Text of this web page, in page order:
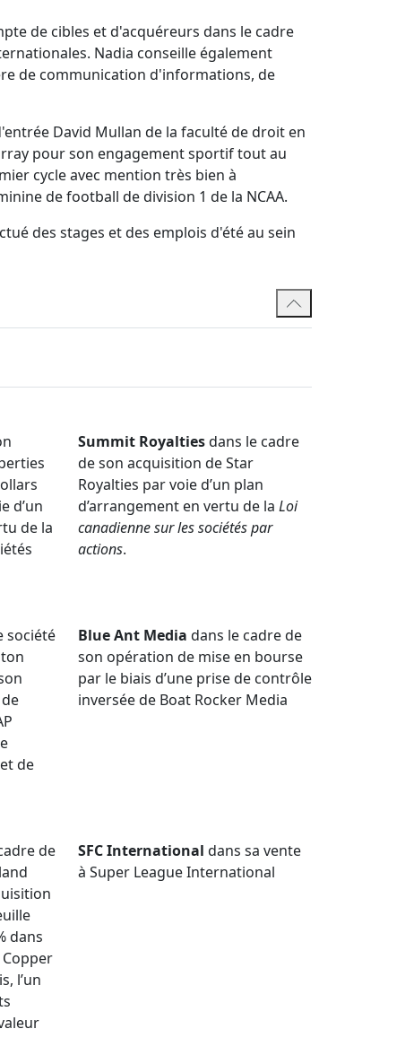
de cibles et d'acquéreurs dans le cadre
Nadia conseille également
de communication d'informations, de
David Mullan de la faculté de droit en
pour son engagement sportif tout au
cycle avec mention très bien à
de football de division 1 de la NCAA.
des stages et des emplois d'été au sein
d’un
de la
Summit Royaltiesdans le cadre
de son acquisition de Star
Royalties par voie d’un plan
d’arrangement en vertu de la Loi
canadienne sur les sociétés par
actions.
société
de
Blue Ant Media dans le cadre de
son opération de mise en bourse
par le biais d’une prise de contrôle
inversée de Boat Rocker Media
de
dans
l’un
SFC International dans sa vente
à Super League International